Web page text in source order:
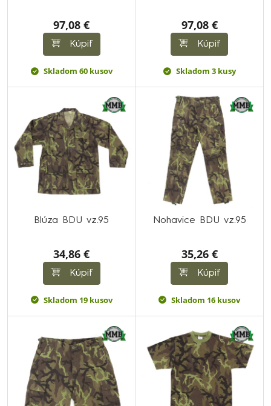
97,08 €
Kúpiť
Skladom 60 kusov
97,08 €
Kúpiť
Skladom 3 kusy
Blúza BDU vz.95
34,86 €
Kúpiť
Skladom 19 kusov
Nohavice BDU vz.95
35,26 €
Kúpiť
Skladom 16 kusov